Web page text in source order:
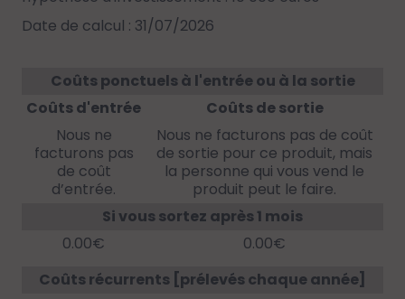
Date de calcul : 31/07/2026
Coûts ponctuels à l'entrée ou à la sortie
Coûts d'entrée
Coûts de sortie
Nous ne
facturons pas
de coût
d’entrée.
Nous ne facturons pas de coût
de sortie pour ce produit, mais
la personne qui vous vend le
produit peut le faire.
Si vous sortez après 1 mois
0.00€
0.00€
Coûts récurrents [prélevés chaque année]